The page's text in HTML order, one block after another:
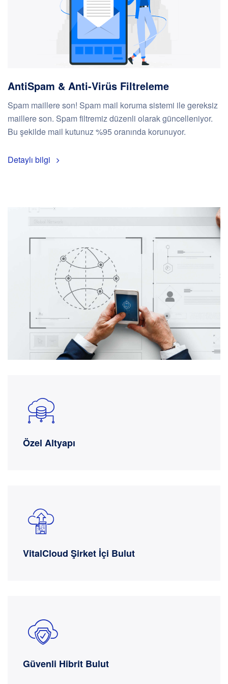
AntiSpam & Anti-Virüs Filtreleme
Spam maillere son! Spam mail koruma sistemi ile gereksiz
maillere son. Spam filtremiz düzenli olarak güncelleniyor.
Bu şekilde mail kutunuz %95 oranında korunuyor.
Detaylı bilgi
Özel Altyapı
VitalCloud Şirket İçi Bulut
Güvenli Hibrit Bulut